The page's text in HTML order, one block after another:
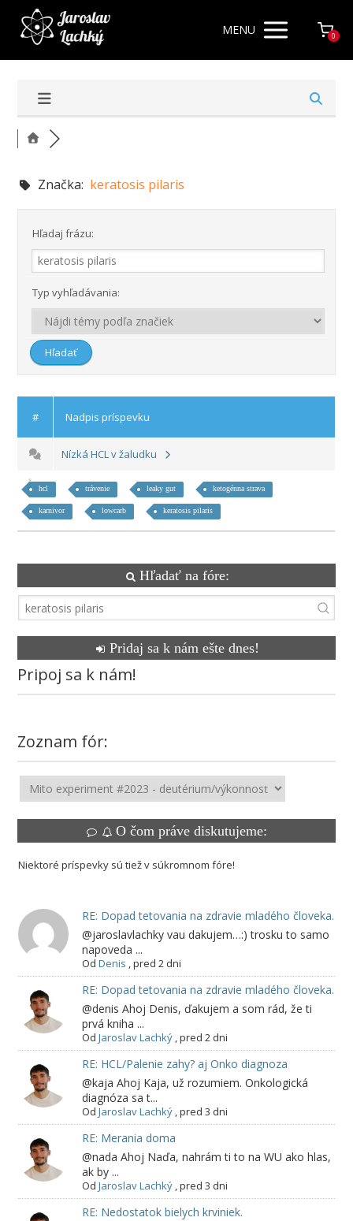
MENU 0
Značka: keratosis pilaris
Hľadaj frázu:
Typ vyhľadávania:
# Nadpis príspevku
Nízká HCL v žaludku
hcl trávenie leaky gut ketogénna strava
karnivor lowcarb keratosis pilaris
Hľadať na fóre:
Pridaj sa k nám ešte dnes!
Pripoj sa k nám!
Zoznam fór:
O čom práve diskutujeme:
Niektoré príspevky sú tiež v súkromnom fóre!
RE: Dopad tetovania na zdravie mladého človeka.
@jaroslavlachky vau dakujem…:) trosku to samo
napoveda ...
Od Denis ,pred 2 dni
RE: Dopad tetovania na zdravie mladého človeka.
@denis Ahoj Denis, ďakujem a som rád, že ti
prvá kniha ...
Od Jaroslav Lachký,pred 2 dni
RE: HCL/Palenie zahy? aj Onko diagnoza
@kaja Ahoj Kaja, už rozumiem. Onkologická
diagnóza sa t...
Od Jaroslav Lachký,pred 3 dni
RE: Merania doma
@nada Ahoj Naďa, nahrám ti to na WU ako hlas,
ak by ...
Od Jaroslav Lachký,pred 3 dni
RE: Nedostatok bielych krviniek.